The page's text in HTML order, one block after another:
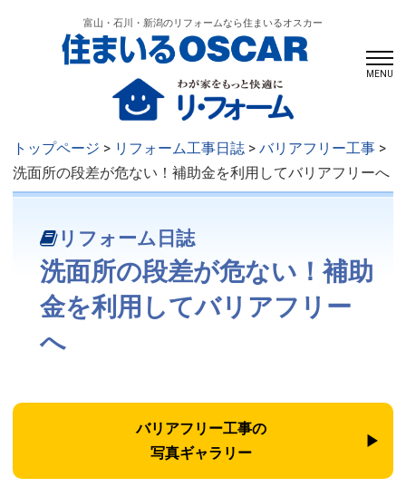
富山・石川・新潟のリフォームなら住まいるオスカー
MENU
トップページ > リフォーム工事日誌> バリアフリー工事>
洗面所の段差が危ない！補助金を利用してバリアフリーへ
リフォーム日誌
洗面所の段差が危ない！補助
金を利用してバリアフリー
へ
バリアフリー工事の
写真ギャラリー